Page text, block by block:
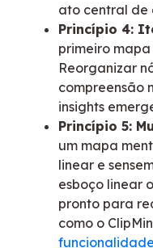
ato central de
Princípio 4:
primeiro mapa
Reorganizar
compreensão
insights
Princípio 5:
um mapa
linear e
esboço linear
pronto para
como o